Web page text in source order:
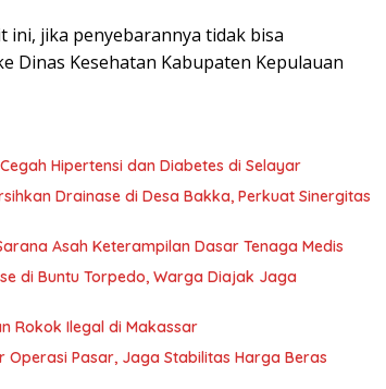
ini, jika penyebarannya tidak bisa
Dinas Kesehatan Kabupaten Kepulauan
Hipertensi dan Diabetes di Selayar
Drainase di Desa Bakka, Perkuat Sinergitas
Asah Keterampilan Dasar Tenaga Medis
di Buntu Torpedo, Warga Diajak Jaga
Rokok Ilegal di Makassar
Pasar, Jaga Stabilitas Harga Beras